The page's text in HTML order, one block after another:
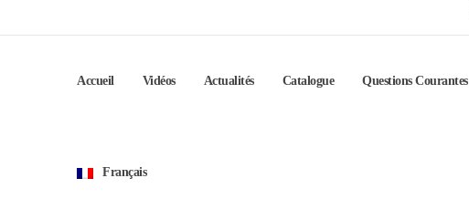
Accueil Vidéos Actualités Catalogue Questions Courantes
Français